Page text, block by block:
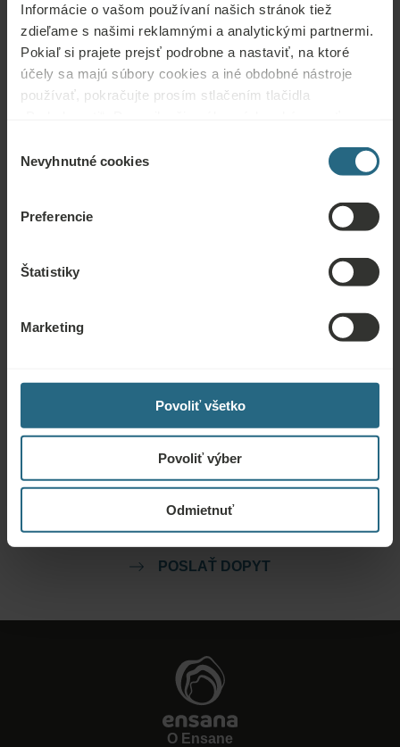
Informácie o vašom používaní našich stránok tiež
zdieľame s našimi reklamnými a analytickými partnermi.
Pokiaľ si prajete prejsť podrobne a nastaviť, na ktoré
účely sa majú súbory cookies a iné obdobné nástroje
používať, pokračujte prosím stlačením tlačidla
súhlasu
Nevyhnutné cookies
Preferencie
Štatistiky
Marketing
Povoliť všetko
Povoliť výber
Odmietnuť
Otázky
alebo služieb. Otázky a odpovede týkajúce sa nášho vernostného programu
Tu si môžete rezervovať naše najlepšie ponuky. Ak sa chcete zapojiť do
nášho vernostného programu a získať ďalšie zľavy, výhody alebo len chcete
Dopyty
Pošlite nám dopyt, aby sme pre vás pripravili najlepšiu možnú ponuku. Radi
vám poskytneme akékoľvek ďalšie informácie, ktoré ste nenašli na našej
webovej stránke.
POSLAŤ DOPYT
O Ensane